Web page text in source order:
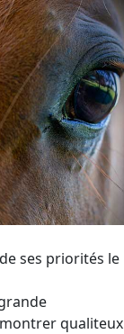
ses priorités le
montrer qualiteux